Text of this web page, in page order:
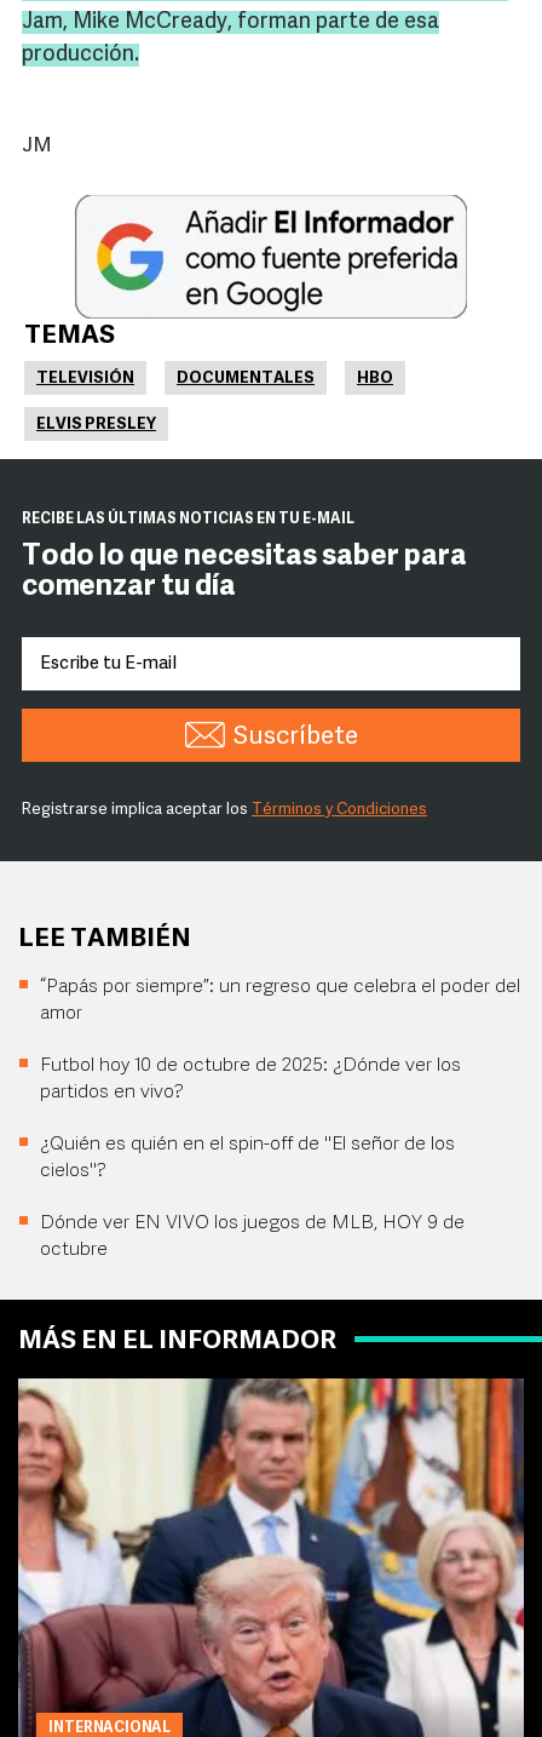
Jam, Mike McCready, forman parte de esa
producción.
JM
TEMAS
TELEVISIÓN DOCUMENTALES HBO
ELVIS PRESLEY
RECIBE LAS ÚLTIMAS NOTICIAS EN TU E-MAIL
Todo lo que necesitas saber para
comenzar tu día
Suscríbete
Registrarse implica aceptar los Términos y Condiciones
LEE TAMBIÉN
“Papás por siempre”: un regreso que celebra el poder del
amor
Futbol hoy 10 de octubre de 2025: ¿Dónde ver los
partidos en vivo?
¿Quién es quién en el spin-off de "El señor de los
cielos"?
Dónde ver EN VIVO los juegos de MLB, HOY 9 de
octubre
MÁS EN EL INFORMADOR
INTERNACIONAL